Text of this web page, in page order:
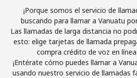
estosTérminos y condiciones.
Únete
¡Porque somos el servicio de
buscando para llamar a Vanuatu
Las llamadas de larga distancia no
esto: elige tarjetas de llamada
compra crédito de voz en
¡Entérate cómo puedes llamar a
usando nuestro servicio de llamadas